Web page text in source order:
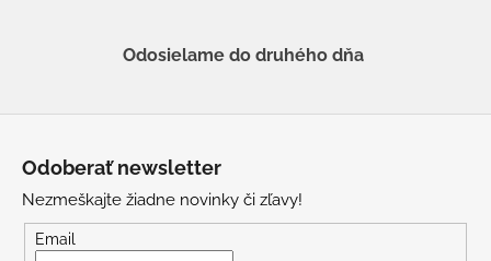
Odosielame do druhého dňa
Odoberať newsletter
Nezmeškajte žiadne novinky či zľavy!
Email